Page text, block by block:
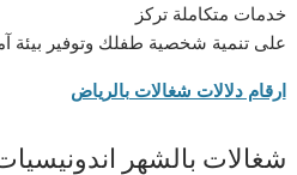
خدمات متكاملة تركز
على تنمية شخصية طفلك وتوفير بيئة
ارقام دلالات شغالات بالرياض
شغالات بالشهر